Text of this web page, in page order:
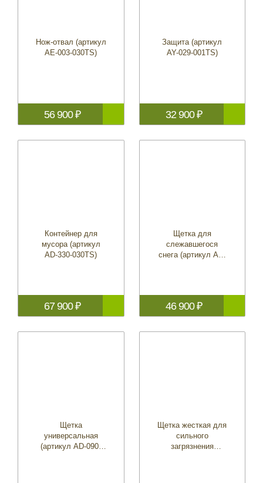
Нож-отвал (артикул
AE-003-030TS)
56 900 ₽
Защита (артикул
AY-029-001TS)
32 900 ₽
Контейнер для
мусора (артикул
AD-330-030TS)
67 900 ₽
Щетка для
слежавшегося
снега (артикул AD-
46 900 ₽
Щетка
универсальная
(артикул AD-090-
Щетка жесткая для
сильного
загрязнения